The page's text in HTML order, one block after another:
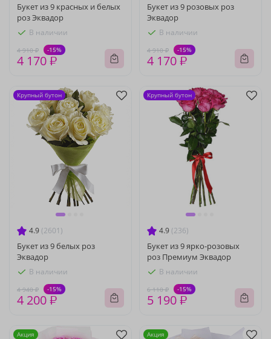
Букет из 9 красных и белых
роз Эквадор
В наличии
4 910 ₽ -15%
4 170 ₽
Букет из 9 розовых роз
Эквадор
В наличии
4 910 ₽ -15%
4 170 ₽
4.9 (2601)
Букет из 9 белых роз
Эквадор
В наличии
4 940 ₽ -15%
4 200 ₽
Крупный бутон
4.9 (236)
Букет из 9 ярко-розовых
роз Премиум Эквадор
В наличии
6 110 ₽ -15%
5 190 ₽
Крупный бутон
Акция Акция